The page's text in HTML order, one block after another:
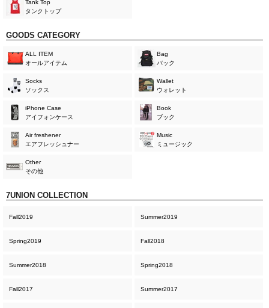
Tank Top
タンクトップ
GOODS CATEGORY
ALL ITEM
オールアイテム
Bag
バック
Socks
ソックス
Wallet
ウォレット
iPhone Case
アイフォンケース
Book
ブック
Air freshener
エアフレッシュナー
Music
ミュージック
Other
その他
7UNION COLLECTION
Fall2019 Summer2019
Spring2019 Fall2018
Summer2018 Spring2018
Fall2017 Summer2017